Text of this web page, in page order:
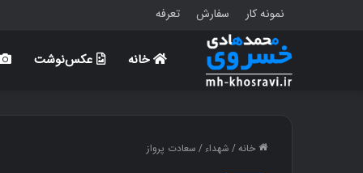
نمونه کار سفارش تعرفه
خانه عکس‌نوشت
خانه/ شهداء / سعادت پرواز